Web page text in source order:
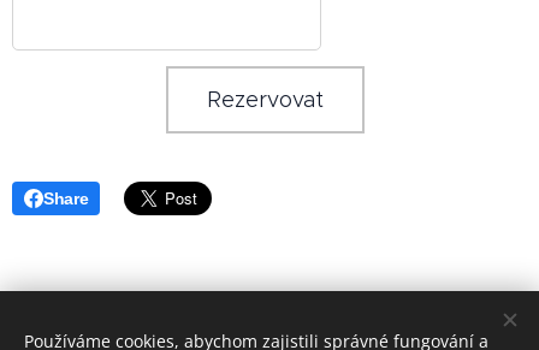
Rezervovat
Share
Používáme cookies, abychom zajistili správné fungování a